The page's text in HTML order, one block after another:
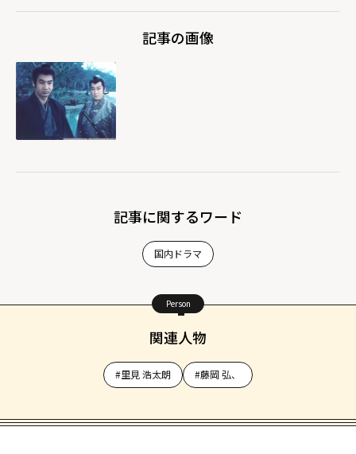
記事の画像
記事に関するワード
国内ドラマ
Person
関連人物
#里見 浩太朗 #藤岡 弘、